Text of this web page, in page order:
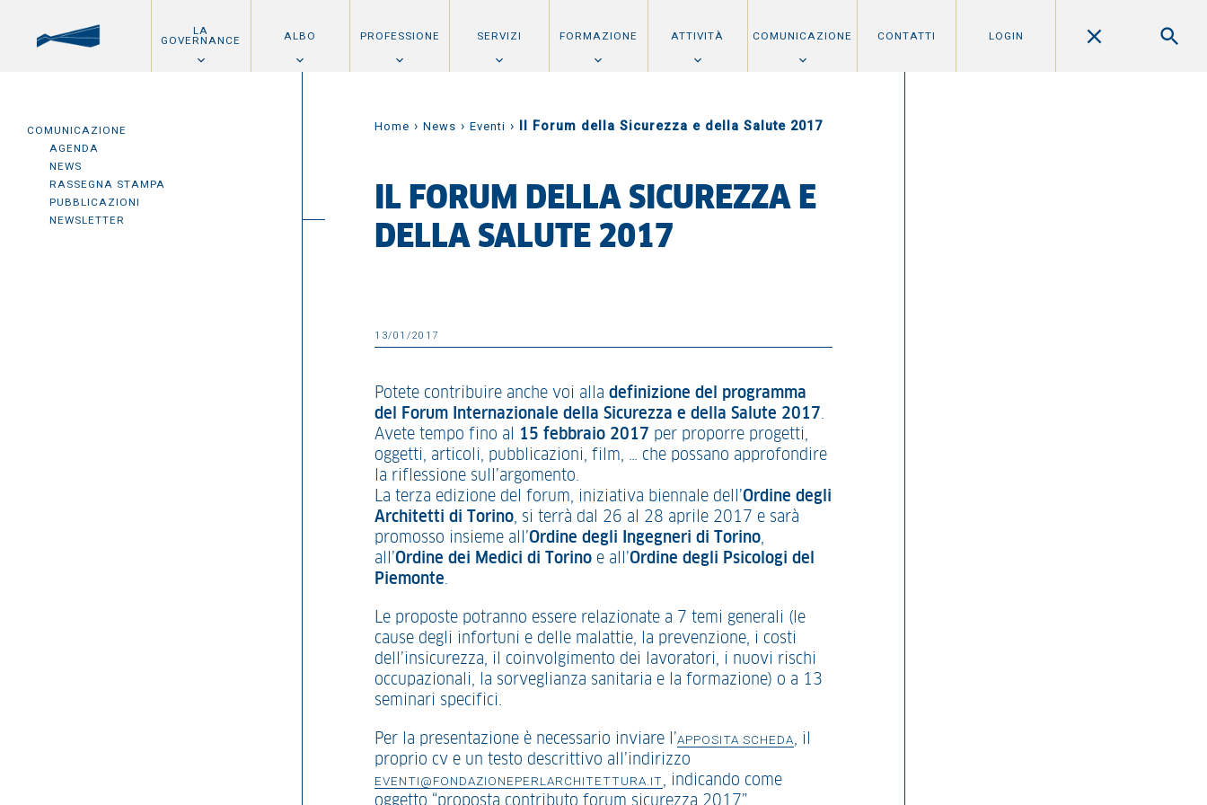
LA
GOVERNANCE ALBO PROFESSIONE SERVIZI FORMAZIONE ATTIVITÀ COMUNICAZIONE CONTATTI LOGIN
COMUNICAZIONE
AGENDA
NEWS
RASSEGNA STAMPA
PUBBLICAZIONI
NEWSLETTER
Home › News › Eventi › Il Forum della Sicurezza e della Salute 2017
IL FORUM DELLA SICUREZZA E
DELLA SALUTE 2017
13/01/2017
Potete contribuire anche voi alla definizione del programma
del Forum Internazionale della Sicurezza e della Salute 2017.
Avete tempo fino al
15 febbraio 2017 per proporre progetti,
oggetti, articoli, pubblicazioni, film, … che possano approfondire
la riflessione sull’argomento.
La terza edizione del forum, iniziativa biennale dell’Ordine degli
Architetti di Torino, si terrà dal 26 al 28 aprile 2017 e sarà
promosso insieme all’Ordine degli Ingegneri di Torino,
all’Ordine dei Medici di Torino e all’Ordine degli Psicologi del
Piemonte.
Le proposte potranno essere relazionate a 7 temi generali (le
cause degli infortuni e delle malattie, la prevenzione, i costi
dell’insicurezza, il coinvolgimento dei lavoratori, i nuovi rischi
occupazionali, la sorveglianza sanitaria e la formazione) o a 13
seminari specifici.
Per la presentazione è necessario inviare l’APPOSITA SCHEDA, il
proprio cv e un testo descrittivo all’indirizzo
EVENTI@FONDAZIONEPERLARCHITETTURA.IT, indicando come
oggetto “proposta contributo forum sicurezza 2017”.